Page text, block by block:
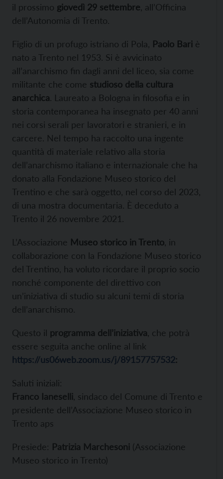
il prossimo giovedì 29 settembre , all’Officina
dell’Autonomia di Trento.
Figlio di un profugo istriano di Pola, Paolo Bari è
nato a Trento nel 1953. Si è avvicinato
all’anarchismo fin dagli anni del liceo, sia come
militante che come studioso della cultura
anarchica. Laureato a Bologna in filosofia e in
storia contemporanea ha insegnato per 40 anni
nei corsi serali per lavoratori e stranieri, e in
carcere. Nel tempo ha raccolto una ingente
quantità di materiale relativo alla storia
dell’anarchismo italiano e internazionale che ha
donato alla Fondazione Museo storico del
Trentino e che sarà oggetto, nel corso del 2023,
di una mostra documentaria. È deceduto a
Trento il 26 novembre 2021.
L’Associazione Museo storico in Trento , in
collaborazione con la Fondazione Museo storico
del Trentino, ha voluto ricordare il proprio socio
nonché componente del direttivo con
un’iniziativa di studio su alcuni temi di storia
dell’anarchismo.
Questo il programma dell’iniziativa , che potrà
essere seguita anche online al link
https://us06web.zoom.us/j/89157757532:
Saluti iniziali:
Franco Ianeselli , sindaco del Comune di Trento e
presidente dell’Associazione Museo storico in
Trento aps
Presiede: Patrizia Marchesoni (Associazione
Museo storico in Trento)